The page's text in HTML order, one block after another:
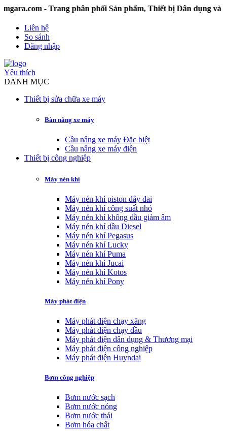
- Trang phân phối Sản phẩm, Thiết bị Dân dụng và Công
Liên hệ
So sánh
Đăng nhập
Yêu thích
DANH MỤC
Thiết bị sửa chữa xe máy
Bàn nâng xe máy
Cầu nâng xe máy Đặc biệt
Cầu nâng xe máy điện
Thiết bị công nghiệp
Máy nén khí
Máy nén khí piston dây đai
Máy nén khí công suất nhỏ
Máy nén khí không dầu giảm âm
Máy nén khí dầu Diesel
Máy nén khí Pegasus
Máy nén khí Lucky
Máy nén khí Puma
Máy nén khí Jucai
Máy nén khí Kotos
Máy nén khí Pony
Máy phát điện
Máy phát điện chạy xăng
Máy phát điện chạy dầu
Máy phát điện dân dụng & Thương mại
Máy phát điện công nghiệp
Máy phát điện Huyndai
Bơm công nghiệp
Bơm nước sạch
Bơm nước nóng
Bơm nước thải
Bơm hóa chất